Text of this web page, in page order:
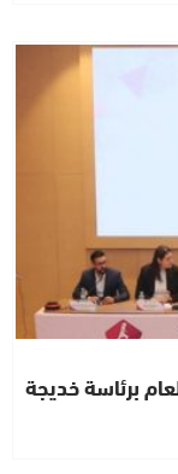
برئاسة خديجة